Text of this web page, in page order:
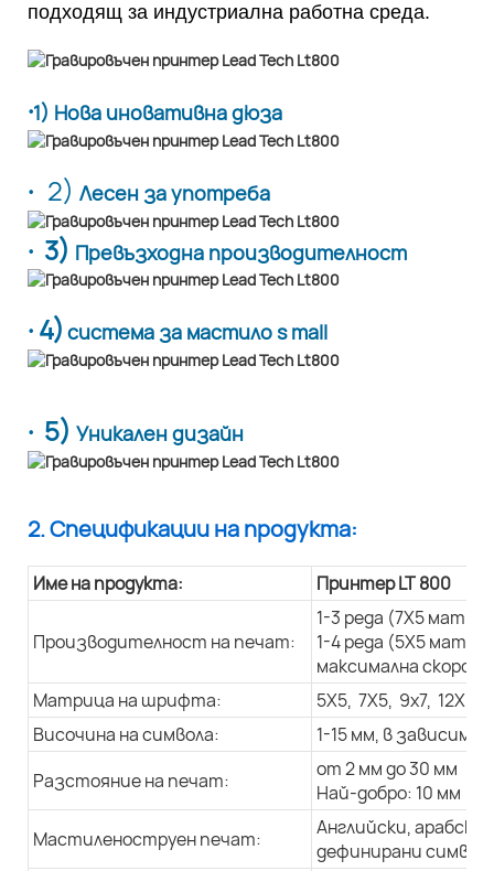
подходящ за индустриална работна среда.
·1) Нова иновативна дюза
· 2) Лесен за употреба
· 3) Превъзходна производителност
· 4) система за мастило s mall
· 5) Уникален дизайн
2. Спецификации на продукта:
Име на продукта: Принтер LT 800
Производителност на печат:
1-3 реда (7X5
1-4 реда (5X5
максимална
Матрица на шрифта:
5X5, 7X5, 9x7, 12X9,
Височина на символа:
1-15 мм, в
Разстояние на печат:
от 2 мм до 30 мм
Най-добро: 10 мм
Мастиленоструен печат:
Английски,
дефинирани